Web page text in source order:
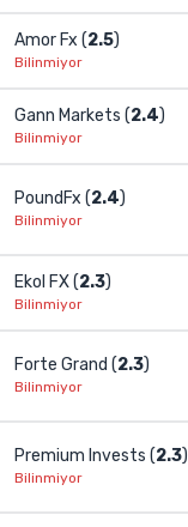
Amor Fx (2.5)
Bilinmiyor
Gann Markets (2.4)
Bilinmiyor
PoundFx (2.4)
Bilinmiyor
Ekol FX (2.3)
Bilinmiyor
Forte Grand (2.3)
Bilinmiyor
Premium Invests (2.3)
Bilinmiyor